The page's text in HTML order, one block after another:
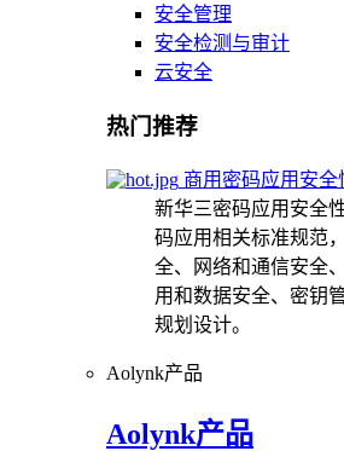
安全管理
安全检测与审计
云安全
热门推荐
商用密码应用安
新华三密码应用安全
码应用相关标准规范
全、网络和通信安全
用和数据安全、密钥
规划设计。
Aolynk产品
Aolynk产品